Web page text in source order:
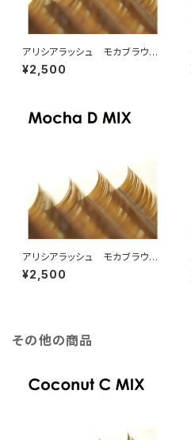
アリシアラッシュ モカブラウン
CカールMIX
¥2,500
アリシアラッシュ モカブラウン
DカールMIX
¥2,500
その他の商品